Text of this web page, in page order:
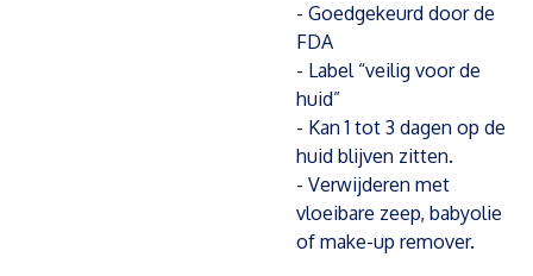
- Goedgekeurd door de
FDA
- Label “veilig voor de
huid”
- Kan 1 tot 3 dagen op de
huid blijven zitten.
- Verwijderen met
vloeibare zeep, babyolie
of make-up remover.